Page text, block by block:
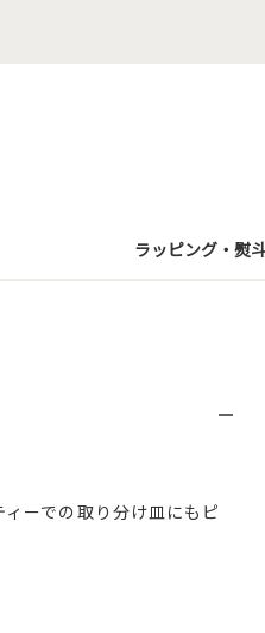
ラッピング・熨
ーでの取り分け皿にもピ